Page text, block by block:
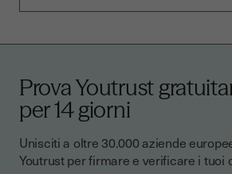
Prova Youtrust
per 14 giorni
Unisciti a oltre 30.000 aziende
Youtrust per firmare e verificare i tuoi